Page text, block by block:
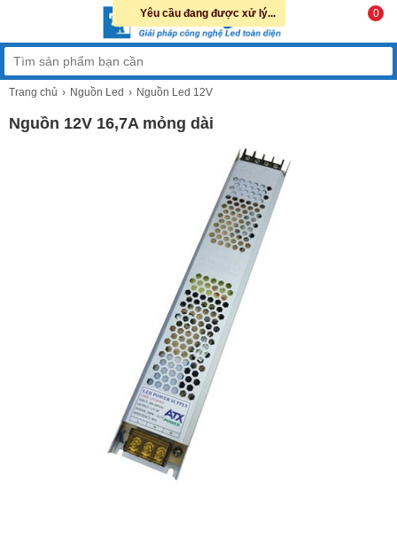
0
Trang chủ Nguồn Led Nguồn Led 12V
Nguồn 12V 16,7A mỏng dài
Yêu cầu đang được xử lý...